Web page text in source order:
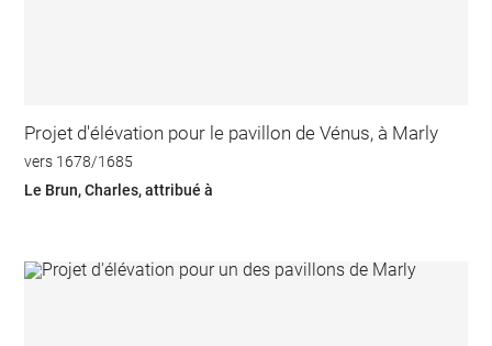
Projet d'élévation pour le pavillon de Vénus, à Marly
vers 1678/1685
Le Brun, Charles, attribué à